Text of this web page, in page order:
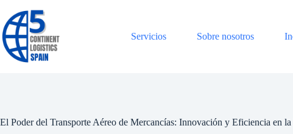
contenido
Servicios
Sobre nosotros
El Poder del Transporte Aéreo de Mercancías: Innovación y Eficiencia en